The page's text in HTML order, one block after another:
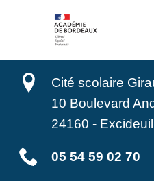
Cité scolaire
10 Boulevard
24160 - Excideuil
05 54 59 02 70